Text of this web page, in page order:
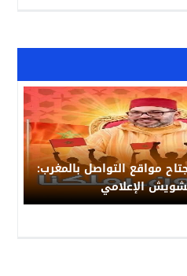
مواقع التواصل بالمغرب:
الإعلامي